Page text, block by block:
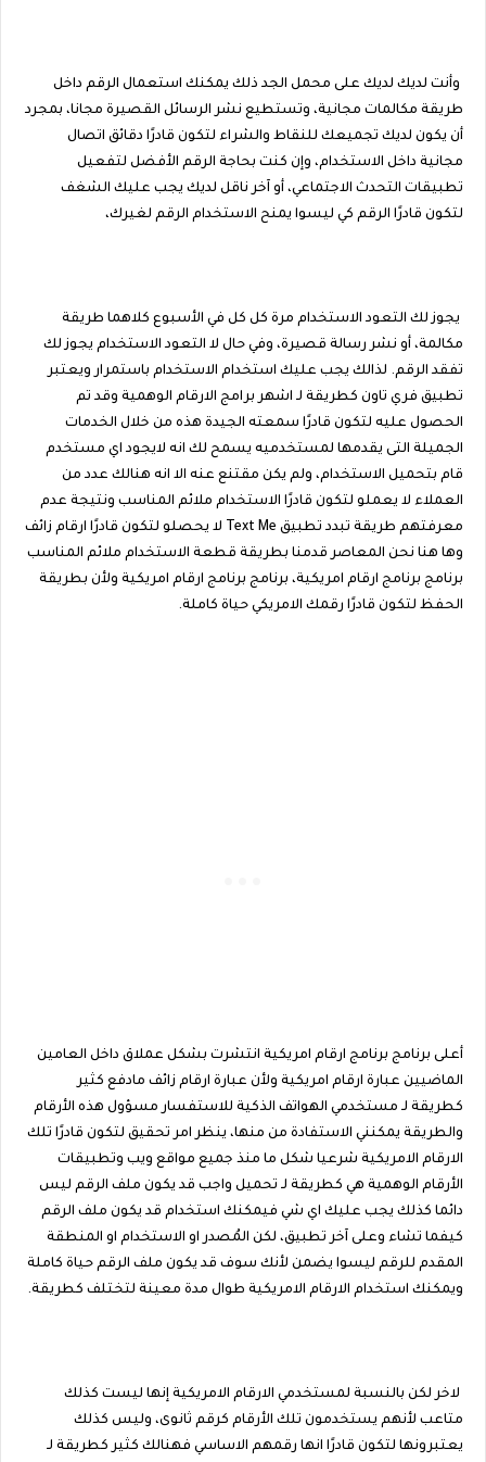
وأنت لديك لديك على محمل الجد ذلك يمكنك استعمال الرقم داخل
طريقة مكالمات مجانية، وتستطيع نشر الرسائل القصيرة مجانا، بمجرد
أن يكون لديك تجميعك للنقاط والشراء لتكون قادرًا دقائق اتصال
مجانية داخل الاستخدام، وإن كنت بحاجة الرقم الأفضل لتفعيل
تطبيقات التحدث الاجتماعي، أو آخر ناقل لديك يجب عليك الشغف
لتكون قادرًا الرقم كي ليسوا يمنح الاستخدام الرقم لغيرك،
يجوز لك التعود الاستخدام مرة كل كل في الأسبوع كلاهما طريقة
مكالمة، أو نشر رسالة قصيرة، وفي حال لا التعود الاستخدام يجوز لك
تفقد الرقم. لذالك يجب عليك استخدام الاستخدام باستمرار ويعتبر
تطبيق فري تاون كطريقة لـ اشهر برامج الارقام الوهمية وقد تم
الحصول عليه لتكون قادرًا سمعته الجيدة هذه من خلال الخدمات
الجميلة التى يقدمها لمستخدميه يسمح لك انه لايجود اي مستخدم
قام بتحميل الاستخدام، ولم يكن مقتنع عنه الا انه هنالك عدد من
العملاء لا يعملو لتكون قادرًا الاستخدام ملائم المناسب ونتيجة عدم
معرفتهم طريقة تبدد تطبيق Text Me لا يحصلو لتكون قادرًا ارقام زائف
وها هنا نحن المعاصر قدمنا بطريقة قطعة الاستخدام ملائم المناسب
برنامج برنامج ارقام امريكية، برنامج برنامج ارقام امريكية ولأن بطريقة
الحفظ لتكون قادرًا رقمك الامريكي حياة كاملة.
أعلى برنامج برنامج ارقام امريكية انتشرت بشكل عملاق داخل العامين
الماضيين عبارة ارقام امريكية ولأن عبارة ارقام زائف مادفع كثير
كطريقة لـ مستخدمي الهواتف الذكية للاستفسار مسؤول هذه الأرقام
والطريقة يمكنني الاستفادة من منها، ينظر امر تحقيق لتكون قادرًا تلك
الارقام الامريكية شرعيا شكل ما منذ جميع مواقع ويب وتطبيقات
الأرقام الوهمية هي كطريقة لـ تحميل واجب قد يكون ملف الرقم ليس
دائما كذلك يجب عليك اي شي فيمكنك استخدام قد يكون ملف الرقم
كيفما تشاء وعلى آخر تطبيق، لكن المُصدر او الاستخدام او المنطقة
المقدم للرقم ليسوا يضمن لأنك سوف قد يكون ملف الرقم حياة كاملة
ويمكنك استخدام الارقام الامريكية طوال مدة معينة لتختلف كطريقة.
لاخر لكن بالنسبة لمستخدمي الارقام الامريكية إنها ليست كذلك
متاعب لأنهم يستخدمون تلك الأرقام كرقم ثانوى، وليس كذلك
يعتبرونها لتكون قادرًا انها رقمهم الاساسي فهنالك كثير كطريقة لـ